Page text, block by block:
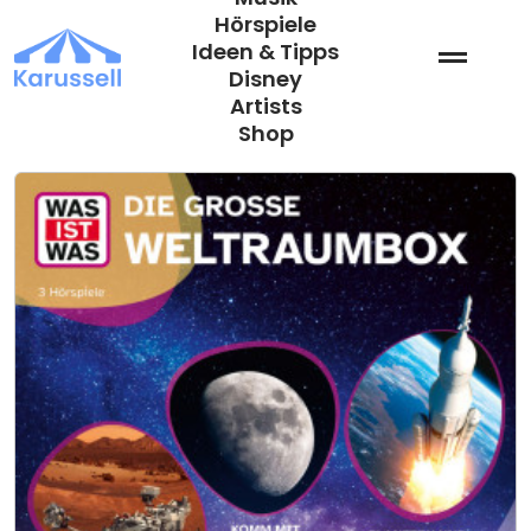
Inhalt
springen
Hörspiele
Ideen & Tipps
Disney
Artists
Shop